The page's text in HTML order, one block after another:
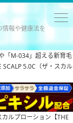
報や健康法を
「M-034」超える新育毛
5.0C（ザ・スカル
ルプローション【THE